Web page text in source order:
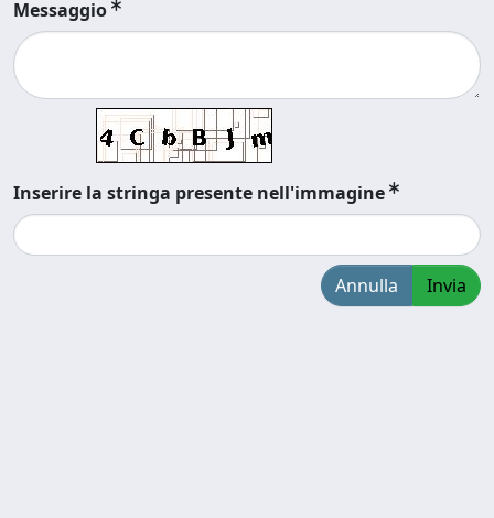
Messaggio
Inserire la stringa presente nell'immagine
Annulla Invia